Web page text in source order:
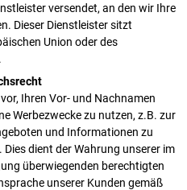
versendet, an den wir Ihre
Dieser Dienstleister sitzt
Union oder des
Ihren Vor- und Nachnamen
Werbezwecke zu nutzen, z.B. zur
und Informationen zu
dient der Wahrung unserer im
überwiegenden berechtigten
unserer Kunden gemäß